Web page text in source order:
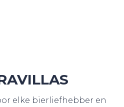
LEKKER!
elke bierliefhebber en